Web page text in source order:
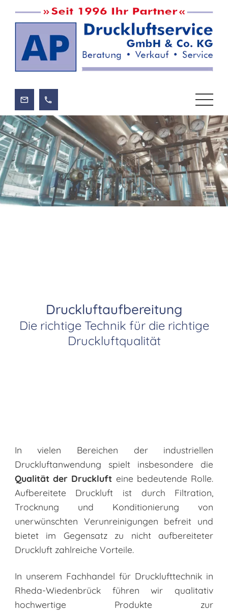
Druckluftaufbereitung
Die richtige Technik für die richtige
Druckluftqualität
In vielen Bereichen der industriellen
Druckluftanwendung spielt insbesondere die
Qualität der Druckluft eine bedeutende Rolle.
Aufbereitete Druckluft ist durch Filtration,
Trocknung und Konditionierung von
unerwünschten Verunreinigungen befreit und
bietet im Gegensatz zu nicht aufbereiteter
Druckluft zahlreiche Vorteile.
In unserem Fachhandel für Drucklufttechnik in
Rheda-Wiedenbrück führen wir qualitativ
hochwertige Produkte zur